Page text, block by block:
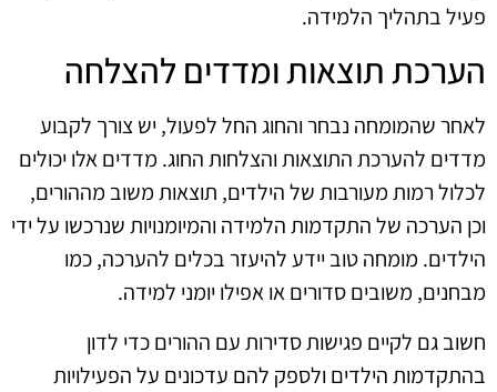
פעיל בתהליך הלמידה.
הערכת תוצאות ומדדים להצלחה
לאחר שהמומחה נבחר והחוג החל לפעול, יש צורך לקבוע
מדדים להערכת התוצאות והצלחות החוג. מדדים אלו יכולים
לכלול רמות מעורבות של הילדים, תוצאות משוב מההורים,
וכן הערכה של התקדמות הלמידה והמיומנויות שנרכשו על ידי
הילדים. מומחה טוב יידע להיעזר בכלים להערכה, כמו
מבחנים, משובים סדורים או אפילו יומני למידה.
חשוב גם לקיים פגישות סדירות עם ההורים כדי לדון
בהתקדמות הילדים ולספק להם עדכונים על הפעילויות